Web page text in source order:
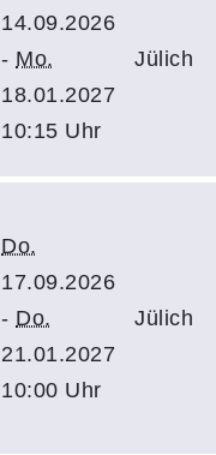
14.09.2026
- Mo.
18.01.2027
10:15 Uhr
Jülich
Do.
17.09.2026
- Do.
21.01.2027
10:00 Uhr
Jülich